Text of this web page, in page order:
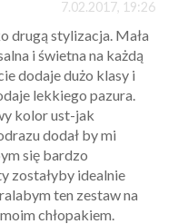
7.02.2017, 19:26
drugą stylizacja. Mała
i świetna na każdą
dodaje dużo klasy i
lekkiego pazura.
kolor ust-jak
dodał by mi
się bardzo
zostałyby idealnie
ten zestaw na
chłopakiem.